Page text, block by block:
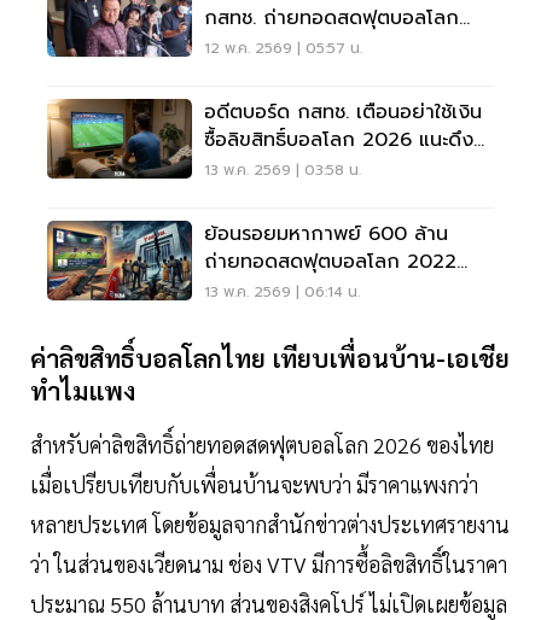
กสทช. ถ่ายทอดสดฟุตบอลโลก
2026
12 พ.ค. 2569 | 05:57 น.
อดีตบอร์ด กสทช. เตือนอย่าใช้เงิน
ซื้อลิขสิทธิ์บอลโลก 2026 แนะดึง
เงินกองทุนกีฬาฯ แทน
13 พ.ค. 2569 | 03:58 น.
ย้อนรอยมหากาพย์ 600 ล้าน
ถ่ายทอดสดฟุตบอลโลก 2022
จากจอดำ สู่รอยร้าวใน กสทช.
13 พ.ค. 2569 | 06:14 น.
ค่าลิขสิทธิ์บอลโลกไทย เทียบเพื่อนบ้าน-เอเชีย
ทำไมแพง
สำหรับค่าลิขสิทธิ์ถ่ายทอดสดฟุตบอลโลก 2026 ของไทย
เมื่อเปรียบเทียบกับเพื่อนบ้านจะพบว่า มีราคาแพงกว่า
หลายประเทศ โดยข้อมูลจากสำนักข่าวต่างประเทศรายงาน
ว่า ในส่วนของเวียดนาม ช่อง VTV มีการซื้อลิขสิทธิ์ในราคา
ประมาณ 550 ล้านบาท ส่วนของสิงคโปร์ ไม่เปิดเผยข้อมูล